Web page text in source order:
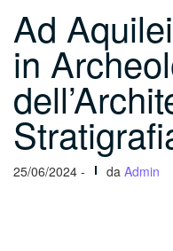
Ad
in
25/06/2024 - da Admin